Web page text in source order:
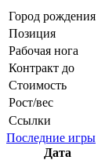
Город рождения
Позиция
Рабочая нога
Контракт до
Стоимость
Рост/вес
Ссылки
Последние игры
Дата